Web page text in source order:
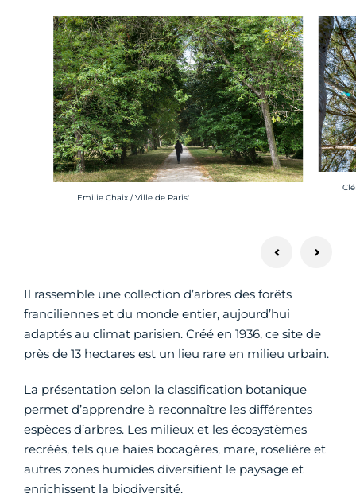
Crédit photo :
Emilie Chaix / Ville de Paris'
Il rassemble une collection d’arbres des forêts
franciliennes et du monde entier, aujourd’hui
adaptés au climat parisien. Créé en 1936, ce site de
près de 13 hectares est un lieu rare en milieu urbain.
La présentation selon la classification botanique
permet d’apprendre à reconnaître les différentes
espèces d’arbres. Les milieux et les écosystèmes
recréés, tels que haies bocagères, mare, roselière et
autres zones humides diversifient le paysage et
enrichissent la biodiversité.